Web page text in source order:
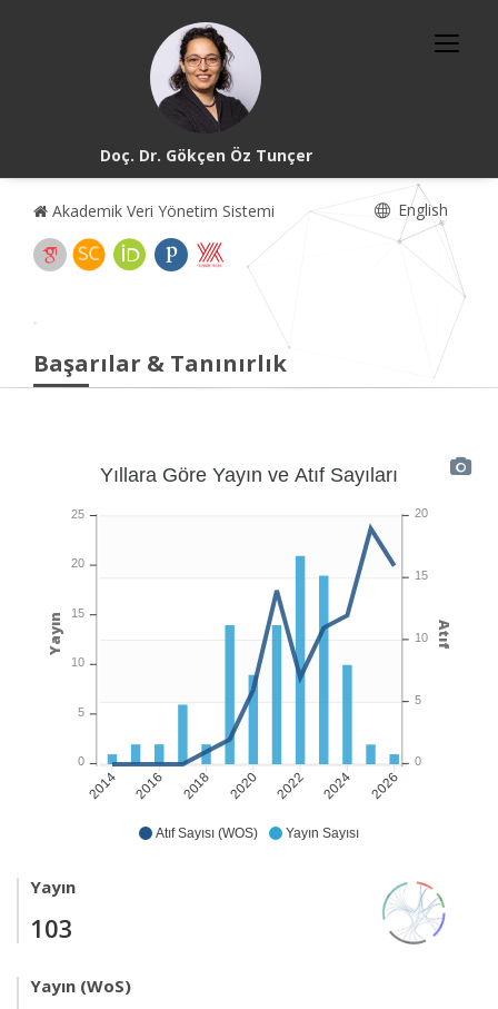
Doç. Dr. Gökçen Öz Tunçer
Akademik Veri Yönetim Sistemi English
Başarılar & Tanınırlık
Atıf Sayısı (WOS) Yayın Sayısı
2014 2016 2018 2020 2022 2024 2026
Yıllara Göre Yayın ve Atıf Sayıları
20
15
10
5
0
Atıf
25
20
15
10
5
0
Yayın
Yayın
103
Yayın (WoS)